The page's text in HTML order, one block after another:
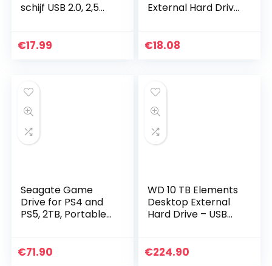
schijf USB 2.0, 2,5
up/opslag, 200 GB
€17.99
External Hard Drive
geval Solid State
€18.08
Seagate Game
Drive for PS4 and
PS5, 2TB, Portable
PS4 and PS5
€71.90
WD 10 TB Elements
Desktop External
Hard Drive – USB
€224.90